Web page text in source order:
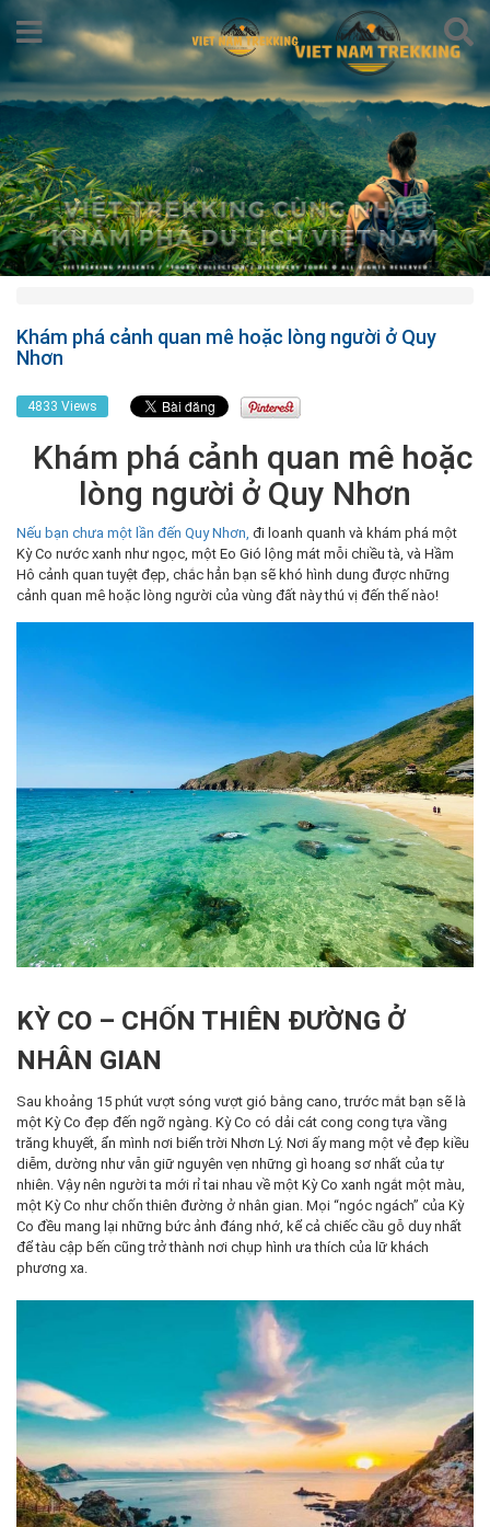
Khám phá cảnh quan mê hoặc lòng người ở Quy
Nhơn
4833 Views
Khám phá cảnh quan mê hoặc
lòng người ở Quy Nhơn
Nếu bạn chưa một lần đến Quy Nhơn, đi loanh quanh và khám phá một
Kỳ Co nước xanh như ngọc, một Eo Gió lộng mát mỗi chiều tà, và Hầm
Hô cảnh quan tuyệt đẹp, chắc hẳn bạn sẽ khó hình dung được những
cảnh quan mê hoặc lòng người của vùng đất này thú vị đến thế nào!
KỲ CO – CHỐN THIÊN ĐƯỜNG Ở
NHÂN GIAN
Sau khoảng 15 phút vượt sóng vượt gió bằng cano, trước mắt bạn sẽ là
một Kỳ Co đẹp đến ngỡ ngàng. Kỳ Co có dải cát cong cong tựa vầng
trăng khuyết, ẩn mình nơi biển trời Nhơn Lý. Nơi ấy mang một vẻ đẹp kiều
diễm, dường như vẫn giữ nguyên vẹn những gì hoang sơ nhất của tự
nhiên. Vậy nên người ta mới rỉ tai nhau về một Kỳ Co xanh ngắt một màu,
một Kỳ Co như chốn thiên đường ở nhân gian. Mọi “ngóc ngách” của Kỳ
Co đều mang lại những bức ảnh đáng nhớ, kể cả chiếc cầu gỗ duy nhất
để tàu cập bến cũng trở thành nơi chụp hình ưa thích của lữ khách
phương xa.